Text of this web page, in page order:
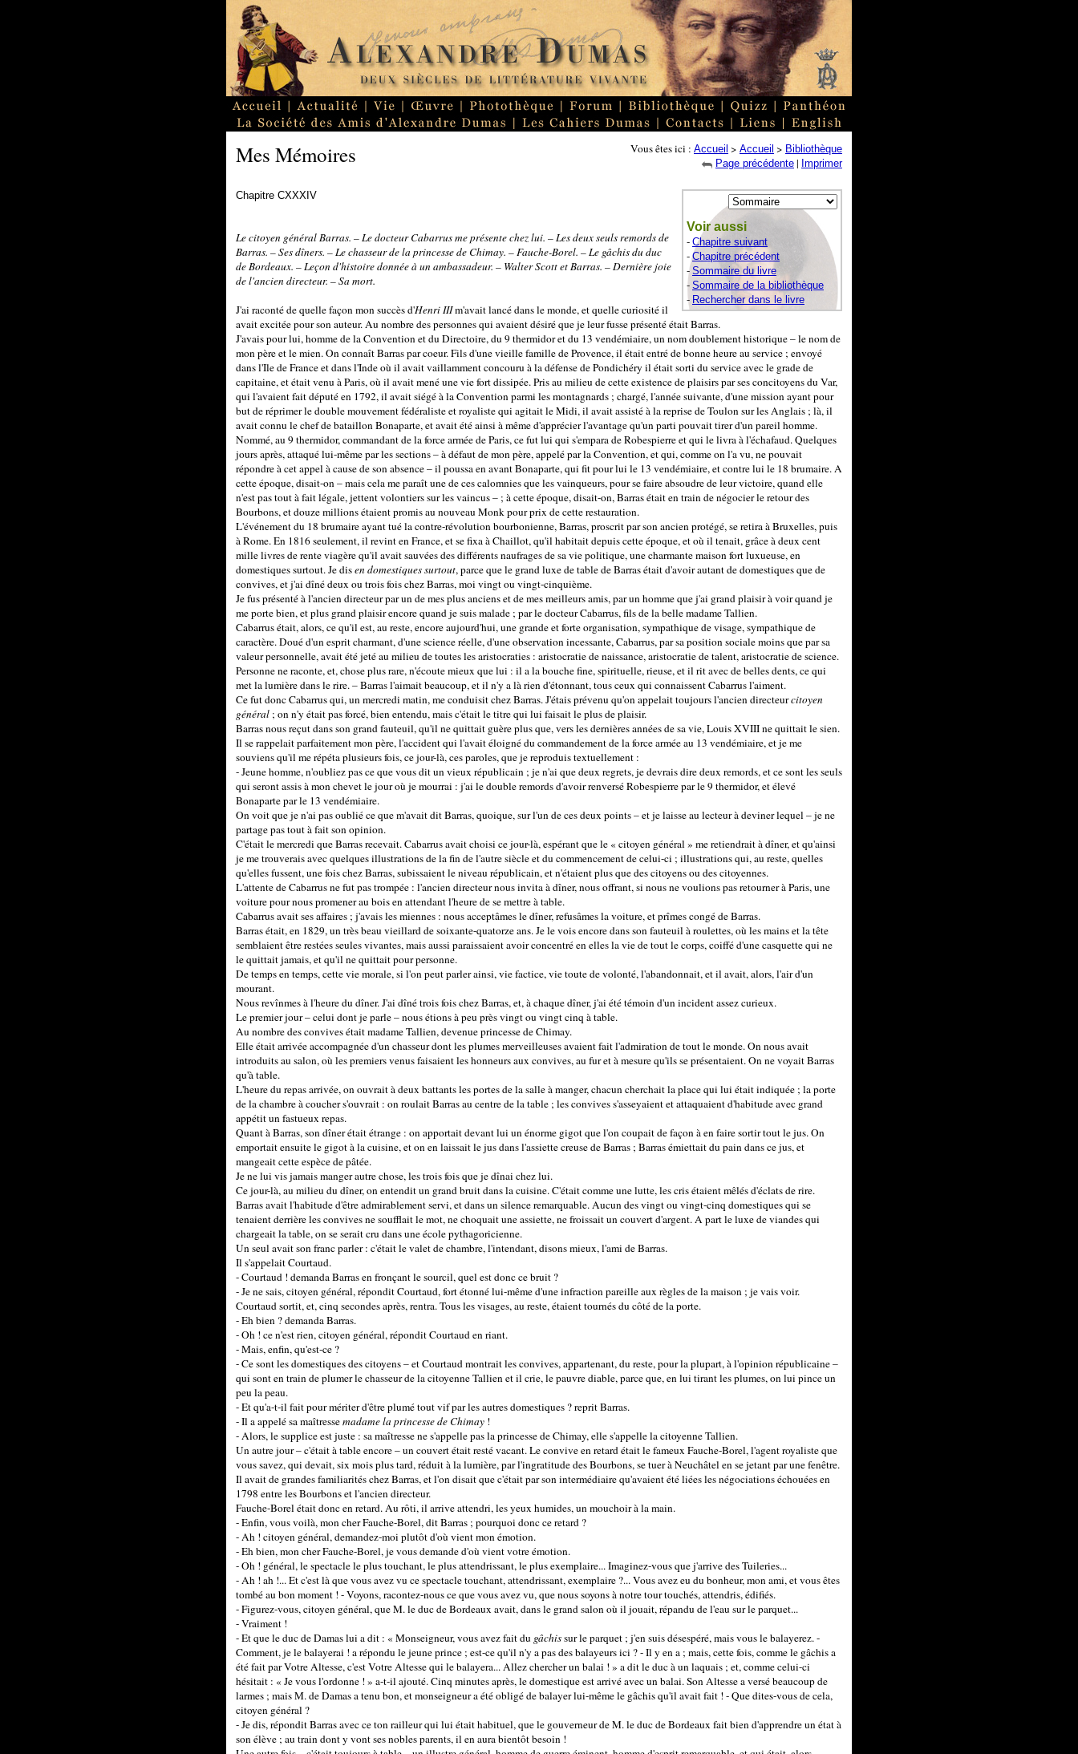
Mes Mémoires Vous êtes ici : Accueil > Accueil > Bibliothèque
Page précédente | Imprimer
Voir aussi
- Chapitre suivant
-Chapitre précédent
- Sommaire du livre
- Sommaire de la bibliothèque
- Rechercher dans le livre
Chapitre CXXXIV
Le citoyen général Barras. – Le docteur Cabarrus me présente chez lui. – Les deux seuls remords de
Barras. – Ses dîners. – Le chasseur de la princesse de Chimay. – Fauche-Borel. – Le gâchis du duc
de Bordeaux. – Leçon d'histoire donnée à un ambassadeur. – Walter Scott et Barras. – Dernière joie
de l'ancien directeur. – Sa mort.
J'ai raconté de quelle façon mon succès d'Henri IIIm'avait lancé dans le monde, et quelle curiosité il
avait excitée pour son auteur. Au nombre des personnes qui avaient désiré que je leur fusse présenté était Barras.
J'avais pour lui, homme de la Convention et du Directoire, du 9 thermidor et du 13 vendémiaire, un nom doublement historique – le nom de
mon père et le mien. On connaît Barras par coeur. Fils d'une vieille famille de Provence, il était entré de bonne heure au service ; envoyé
dans l'Ile de France et dans l'Inde où il avait vaillamment concouru à la défense de Pondichéry il était sorti du service avec le grade de
capitaine, et était venu à Paris, où il avait mené une vie fort dissipée. Pris au milieu de cette existence de plaisirs par ses concitoyens du Var,
qui l'avaient fait député en 1792, il avait siégé à la Convention parmi les montagnards ; chargé, l'année suivante, d'une mission ayant pour
but de réprimer le double mouvement fédéraliste et royaliste qui agitait le Midi, il avait assisté à la reprise de Toulon sur les Anglais ; là, il
avait connu le chef de bataillon Bonaparte, et avait été ainsi à même d'apprécier l'avantage qu'un parti pouvait tirer d'un pareil homme.
Nommé, au 9 thermidor, commandant de la force armée de Paris, ce fut lui qui s'empara de Robespierre et qui le livra à l'échafaud. Quelques
jours après, attaqué lui-même par les sections – à défaut de mon père, appelé par la Convention, et qui, comme on l'a vu, ne pouvait
répondre à cet appel à cause de son absence – il poussa en avant Bonaparte, qui fit pour lui le 13 vendémiaire, et contre lui le 18 brumaire. A
cette époque, disait-on – mais cela me paraît une de ces calomnies que les vainqueurs, pour se faire absoudre de leur victoire, quand elle
n'est pas tout à fait légale, jettent volontiers sur les vaincus – ; à cette époque, disait-on, Barras était en train de négocier le retour des
Bourbons, et douze millions étaient promis au nouveau Monk pour prix de cette restauration.
L'événement du 18 brumaire ayant tué la contre-révolution bourbonienne, Barras, proscrit par son ancien protégé, se retira à Bruxelles, puis
à Rome. En 1816 seulement, il revint en France, et se fixa à Chaillot, qu'il habitait depuis cette époque, et où il tenait, grâce à deux cent
mille livres de rente viagère qu'il avait sauvées des différents naufrages de sa vie politique, une charmante maison fort luxueuse, en
domestiques surtout. Je disen domestiques surtout, parce que le grand luxe de table de Barras était d'avoir autant de domestiques que de
convives, et j'ai dîné deux ou trois fois chez Barras, moi vingt ou vingt-cinquième.
Je fus présenté à l'ancien directeur par un de mes plus anciens et de mes meilleurs amis, par un homme que j'ai grand plaisir à voir quand je
me porte bien, et plus grand plaisir encore quand je suis malade ; par le docteur Cabarrus, fils de la belle madame Tallien.
Cabarrus était, alors, ce qu'il est, au reste, encore aujourd'hui, une grande et forte organisation, sympathique de visage, sympathique de
caractère. Doué d'un esprit charmant, d'une science réelle, d'une observation incessante, Cabarrus, par sa position sociale moins que par sa
valeur personnelle, avait été jeté au milieu de toutes les aristocraties : aristocratie de naissance, aristocratie de talent, aristocratie de science.
Personne ne raconte, et, chose plus rare, n'écoute mieux que lui : il a la bouche fine, spirituelle, rieuse, et il rit avec de belles dents, ce qui
met la lumière dans le rire. – Barras l'aimait beaucoup, et il n'y a là rien d'étonnant, tous ceux qui connaissent Cabarrus l'aiment.
Ce fut donc Cabarrus qui, un mercredi matin, me conduisit chez Barras. J'étais prévenu qu'on appelait toujours l'ancien directeurcitoyen
général ; on n'y était pas forcé, bien entendu, mais c'était le titre qui lui faisait le plus de plaisir.
Barras nous reçut dans son grand fauteuil, qu'il ne quittait guère plus que, vers les dernières années de sa vie, Louis XVIII ne quittait le sien.
Il se rappelait parfaitement mon père, l'accident qui l'avait éloigné du commandement de la force armée au 13 vendémiaire, et je me
souviens qu'il me répéta plusieurs fois, ce jour-là, ces paroles, que je reproduis textuellement :
- Jeune homme, n'oubliez pas ce que vous dit un vieux républicain ; je n'ai que deux regrets, je devrais dire deux remords, et ce sont les seuls
qui seront assis à mon chevet le jour où je mourrai : j'ai le double remords d'avoir renversé Robespierre par le 9 thermidor, et élevé
Bonaparte par le 13 vendémiaire.
On voit que je n'ai pas oublié ce que m'avait dit Barras, quoique, sur l'un de ces deux points – et je laisse au lecteur à deviner lequel – je ne
partage pas tout à fait son opinion.
C'était le mercredi que Barras recevait. Cabarrus avait choisi ce jour-là, espérant que le « citoyen général » me retiendrait à dîner, et qu'ainsi
je me trouverais avec quelques illustrations de la fin de l'autre siècle et du commencement de celui-ci ; illustrations qui, au reste, quelles
qu'elles fussent, une fois chez Barras, subissaient le niveau républicain, et n'étaient plus que des citoyens ou des citoyennes.
L'attente de Cabarrus ne fut pas trompée : l'ancien directeur nous invita à dîner, nous offrant, si nous ne voulions pas retourner à Paris, une
voiture pour nous promener au bois en attendant l'heure de se mettre à table.
Cabarrus avait ses affaires ; j'avais les miennes : nous acceptâmes le dîner, refusâmes la voiture, et prîmes congé de Barras.
Barras était, en 1829, un très beau vieillard de soixante-quatorze ans. Je le vois encore dans son fauteuil à roulettes, où les mains et la tête
semblaient être restées seules vivantes, mais aussi paraissaient avoir concentré en elles la vie de tout le corps, coiffé d'une casquette qui ne
le quittait jamais, et qu'il ne quittait pour personne.
De temps en temps, cette vie morale, si l'on peut parler ainsi, vie factice, vie toute de volonté, l'abandonnait, et il avait, alors, l'air d'un
mourant.
Nous revînmes à l'heure du dîner. J'ai dîné trois fois chez Barras, et, à chaque dîner, j'ai été témoin d'un incident assez curieux.
Le premier jour – celui dont je parle – nous étions à peu près vingt ou vingt cinq à table.
Au nombre des convives était madame Tallien, devenue princesse de Chimay.
Elle était arrivée accompagnée d'un chasseur dont les plumes merveilleuses avaient fait l'admiration de tout le monde. On nous avait
introduits au salon, où les premiers venus faisaient les honneurs aux convives, au fur et à mesure qu'ils se présentaient. On ne voyait Barras
qu'à table.
L'heure du repas arrivée, on ouvrait à deux battants les portes de la salle à manger, chacun cherchait la place qui lui était indiquée ; la porte
de la chambre à coucher s'ouvrait : on roulait Barras au centre de la table ; les convives s'asseyaient et attaquaient d'habitude avec grand
appétit un fastueux repas.
Quant à Barras, son dîner était étrange : on apportait devant lui un énorme gigot que l'on coupait de façon à en faire sortir tout le jus. On
emportait ensuite le gigot à la cuisine, et on en laissait le jus dans l'assiette creuse de Barras ; Barras émiettait du pain dans ce jus, et
mangeait cette espèce de pâtée.
Je ne lui vis jamais manger autre chose, les trois fois que je dînai chez lui.
Ce jour-là, au milieu du dîner, on entendit un grand bruit dans la cuisine. C'était comme une lutte, les cris étaient mêlés d'éclats de rire.
Barras avait l'habitude d'être admirablement servi, et dans un silence remarquable. Aucun des vingt ou vingt-cinq domestiques qui se
tenaient derrière les convives ne soufflait le mot, ne choquait une assiette, ne froissait un couvert d'argent. A part le luxe de viandes qui
chargeait la table, on se serait cru dans une école pythagoricienne.
Un seul avait son franc parler : c'était le valet de chambre, l'intendant, disons mieux, l'ami de Barras.
Il s'appelait Courtaud.
- Courtaud ! demanda Barras en fronçant le sourcil, quel est donc ce bruit ?
- Je ne sais, citoyen général, répondit Courtaud, fort étonné lui-même d'une infraction pareille aux règles de la maison ; je vais voir.
Courtaud sortit, et, cinq secondes après, rentra. Tous les visages, au reste, étaient tournés du côté de la porte.
- Eh bien ? demanda Barras.
- Oh ! ce n'est rien, citoyen général, répondit Courtaud en riant.
- Mais, enfin, qu'est-ce ?
- Ce sont les domestiques des citoyens – et Courtaud montrait les convives, appartenant, du reste, pour la plupart, à l'opinion républicaine –
qui sont en train de plumer le chasseur de la citoyenne Tallien et il crie, le pauvre diable, parce que, en lui tirant les plumes, on lui pince un
peu la peau.
- Et qu'a-t-il fait pour mériter d'être plumé tout vif par les autres domestiques ? reprit Barras.
- Il a appelé sa maîtressemadame la princesse de Chimay !
- Alors, le supplice est juste : sa maîtresse ne s'appelle pas la princesse de Chimay, elle s'appelle la citoyenne Tallien.
Un autre jour – c'était à table encore – un couvert était resté vacant. Le convive en retard était le fameux Fauche-Borel, l'agent royaliste que
vous savez, qui devait, six mois plus tard, réduit à la lumière, par l'ingratitude des Bourbons, se tuer à Neuchâtel en se jetant par une fenêtre.
Il avait de grandes familiarités chez Barras, et l'on disait que c'était par son intermédiaire qu'avaient été liées les négociations échouées en
1798 entre les Bourbons et l'ancien directeur.
Fauche-Borel était donc en retard. Au rôti, il arrive attendri, les yeux humides, un mouchoir à la main.
- Enfin, vous voilà, mon cher Fauche-Borel, dit Barras ; pourquoi donc ce retard ?
- Ah ! citoyen général, demandez-moi plutôt d'où vient mon émotion.
- Eh bien, mon cher Fauche-Borel, je vous demande d'où vient votre émotion.
- Oh ! général, le spectacle le plus touchant, le plus attendrissant, le plus exemplaire... Imaginez-vous que j'arrive des Tuileries...
- Ah ! ah !... Et c'est là que vous avez vu ce spectacle touchant, attendrissant, exemplaire ?... Vous avez eu du bonheur, mon ami, et vous êtes
tombé au bon moment ! - Voyons, racontez-nous ce que vous avez vu, que nous soyons à notre tour touchés, attendris, édifiés.
- Figurez-vous, citoyen général, que M. le duc de Bordeaux avait, dans le grand salon où il jouait, répandu de l'eau sur le parquet...
- Vraiment !
- Et que le duc de Damas lui a dit : « Monseigneur, vous avez fait du gâchissur le parquet ; j'en suis désespéré, mais vous le balayerez. -
Comment, je le balayerai ! a répondu le jeune prince ; est-ce qu'il n'y a pas des balayeurs ici ? - Il y en a ; mais, cette fois, comme le gâchis a
été fait par Votre Altesse, c'est Votre Altesse qui le balayera... Allez chercher un balai ! » a dit le duc à un laquais ; et, comme celui-ci
hésitait : « Je vous l'ordonne ! » a-t-il ajouté. Cinq minutes après, le domestique est arrivé avec un balai. Son Altesse a versé beaucoup de
larmes ; mais M. de Damas a tenu bon, et monseigneur a été obligé de balayer lui-même le gâchis qu'il avait fait ! - Que dites-vous de cela,
citoyen général ?
- Je dis, répondit Barras avec ce ton railleur qui lui était habituel, que le gouverneur de M. le duc de Bordeaux fait bien d'apprendre un état à
son élève ; au train dont y vont ses nobles parents, il en aura bientôt besoin !